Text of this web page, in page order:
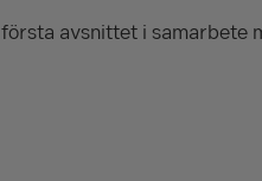
avsnittet i samarbete